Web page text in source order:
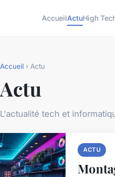
AccueilActuHigh
Accueil › Actu
Actu
L'actualité tech et
ACTU